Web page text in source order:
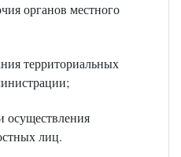
органов местного
территориальных
осуществления
лиц.